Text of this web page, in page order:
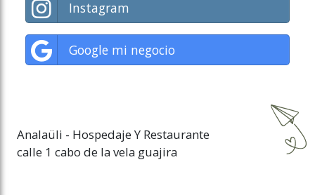
Instagram
Google mi negocio
Analaüli - Hospedaje Y Restaurante
calle 1 cabo de la vela guajira